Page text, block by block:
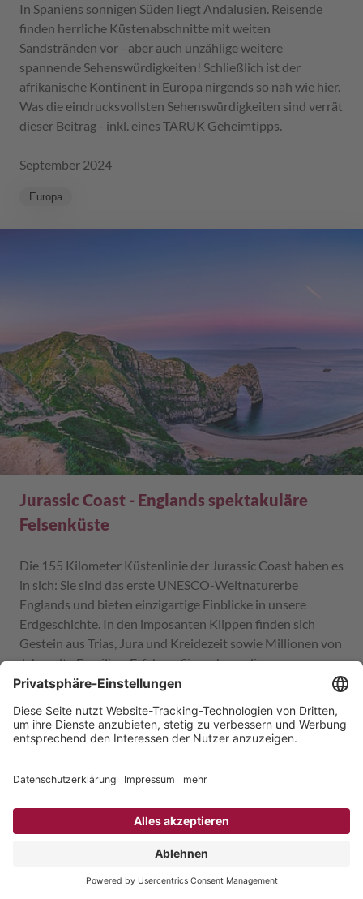
In Spaniens sonnigen Süden liegt Andalusien. Reisende
finden herrliche Küstenabschnitte mit weiten
Sandstränden vor - aber auch unzählige weitere
spannende Sehenswürdigkeiten! Schließlich ist der
afrikanische Kontinent in Europa nirgends so nah wie hier.
Was die eindrucksvollsten Sehenswürdigkeiten sind verrät
dieser Beitrag - inkl. eines TARUK Geheimtipps.
September 2024
Europa
Jurassic Coast - Englands spektakuläre
Felsenküste
Die 155 Kilometer Küstenlinie der Jurassic Coast haben es
in sich: Sie sind das erste UNESCO-Weltnaturerbe
Englands und bieten einzigartige Einblicke in unsere
Erdgeschichte. In den imposanten Klippen finden sich
Gestein aus Trias, Jura und Kreidezeit sowie Millionen von
Jahre alte Fossilien. Erfahren Sie mehr zu diesem
spannenden Küstenabschnitt Südenglands - in diesem
Mai 2024
Europa